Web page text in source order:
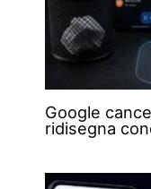
Google
ridisegna